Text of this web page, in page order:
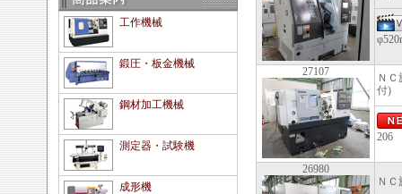
工作機械
鍛圧・板金機械
鋼材加工機械
測定器・試験機
成形機
27107
Ｎ
付)
206
26980
Ｎ